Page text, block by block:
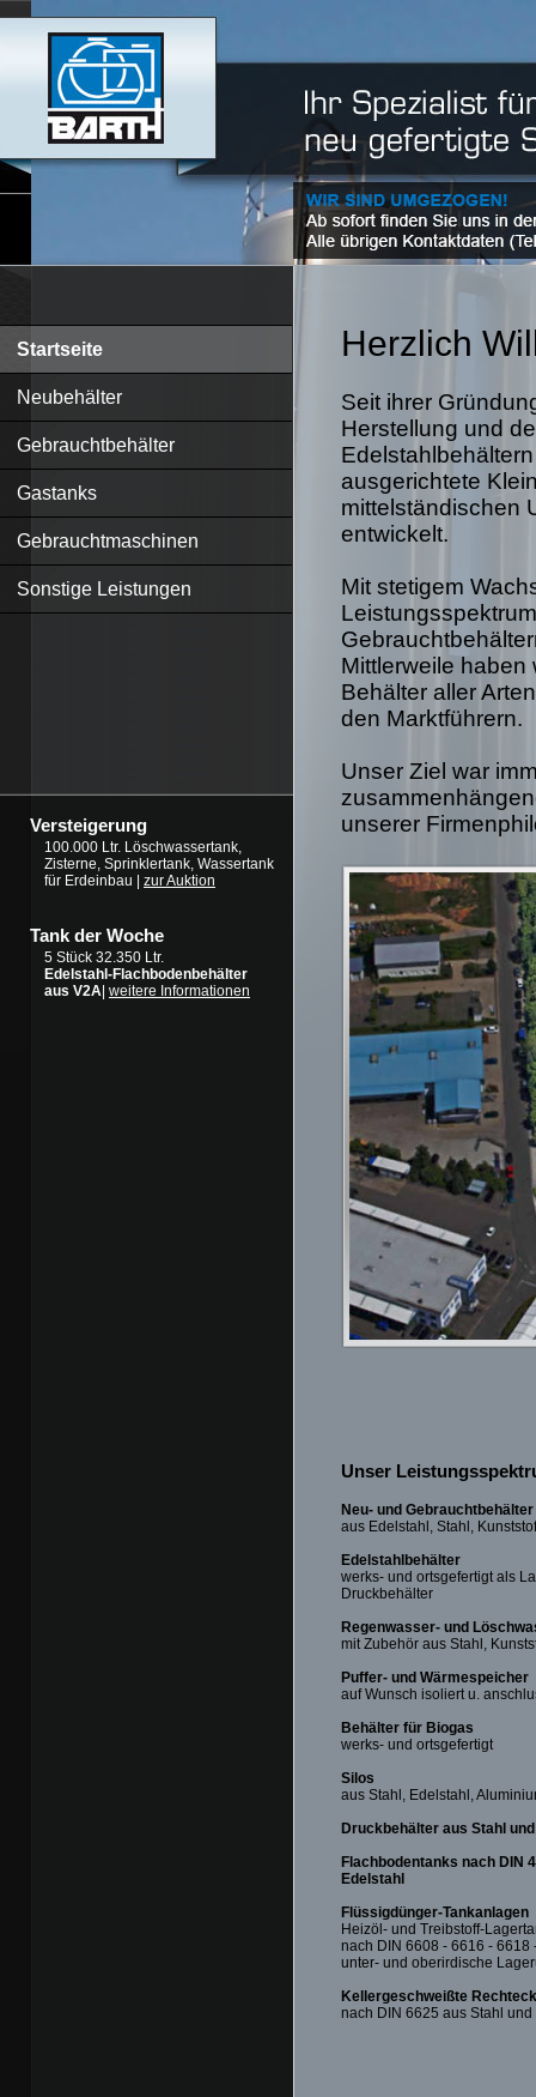
Startseite
Neubehälter
Gebrauchtbehälter
Gastanks
Gebrauchtmaschinen
Sonstige Leistungen
Versteigerung
100.000 Ltr. Löschwassertank,
Zisterne, Sprinklertank, Wassertank
für Erdeinbau | zur Auktion
Tank der Woche
5 Stück 32.350 Ltr.
Edelstahl-Flachbodenbehälter
aus V2A weitere Informationen
Herzlich
Seit ihrer
Herstellung und
ausgerichtete
mittelständischen
entwickelt.
Mit stetigem
Mittlerweile haben
Behälter aller
den Marktführern.
Unser Ziel war
unserer
Unser
Neu- und Gebrauchtbehälter
aus Edelstahl, Stahl,
Edelstahlbehälter
werks- und ortsgefertigt als
Druckbehälter
Regenwasser- und
mit Zubehör aus Stahl,
Puffer- und Wärmespeicher
auf Wunsch isoliert u.
Behälter für Biogas
werks- und ortsgefertigt
Silos
aus Stahl, Edelstahl,
Druckbehälter aus Stahl
Flachbodentanks nach DIN
Edelstahl
Flüssigdünger-Tankanlagen
Heizöl- und Treibstoff-
nach DIN 6608 - 6616 - 6618
unter- und oberirdische
Kellergeschweißte
nach DIN 6625 aus Stahl